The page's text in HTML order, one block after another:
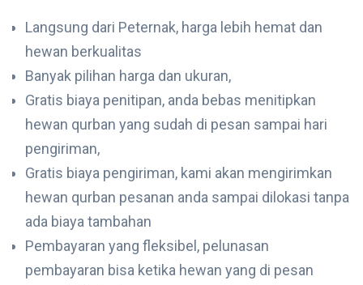
Langsung dari Peternak, harga lebih hemat dan
hewan berkualitas
Banyak pilihan harga dan ukuran,
Gratis biaya penitipan, anda bebas menitipkan
hewan qurban yang sudah di pesan sampai hari
pengiriman,
Gratis biaya pengiriman, kami akan mengirimkan
hewan qurban pesanan anda sampai dilokasi tanpa
ada biaya tambahan
Pembayaran yang fleksibel, pelunasan
pembayaran bisa ketika hewan yang di pesan